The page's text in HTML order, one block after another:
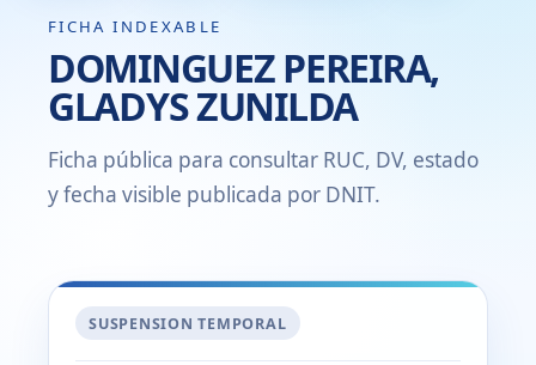
FICHA INDEXABLE
DOMINGUEZ PEREIRA,
GLADYS ZUNILDA
Ficha pública para consultar RUC, DV, estado
y fecha visible publicada por DNIT.
SUSPENSION TEMPORAL